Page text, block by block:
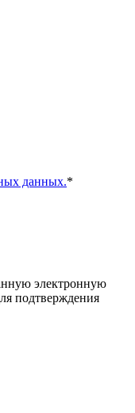
данных.*
электронную
подтверждения